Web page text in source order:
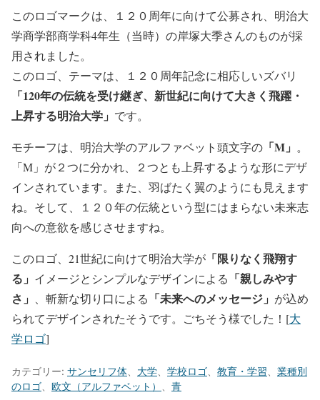
このロゴマークは、１２０周年に向けて公募され、明治大
学商学部商学科4年生（当時）の岸塚大季さんのものが採
用されました。
このロゴ、テーマは、１２０周年記念に相応しいズバリ
「120年の伝統を受け継ぎ、新世紀に向けて大きく飛躍・
上昇する明治大学」 です。
モチーフは、明治大学のアルファベット頭文字の 「M」 。
「M」が２つに分かれ、２つとも上昇するような形にデザ
インされています。また、羽ばたく翼のようにも見えます
ね。そして、１２０年の伝統という型にはまらない未来志
向への意欲を感じさせますね。
このロゴ、21世紀に向けて明治大学が 「限りなく飛翔す
る」 イメージとシンプルなデザインによる 「親しみやす
さ」
、斬新な切り口による 「未来へのメッセージ」 が込め
られてデザインされたそうです。ごちそう様でした！[大
学ロゴ]
カテゴリー: サンセリフ体 大学 学校ロゴ 教育・学習
業種別
のロゴ
欧文（アルファベット） 青